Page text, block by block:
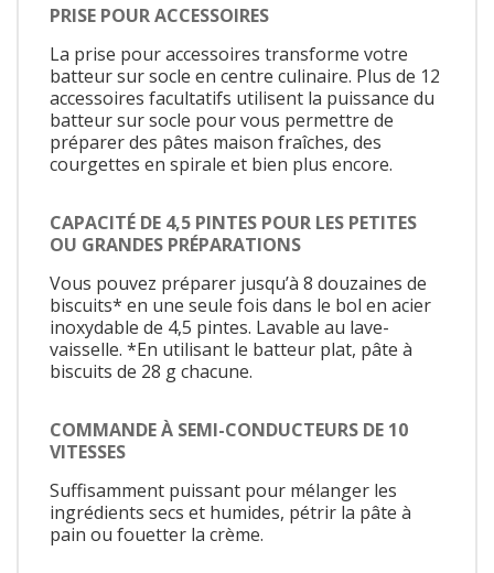
PRISE POUR ACCESSOIRES
La prise pour accessoires transforme votre
batteur sur socle en centre culinaire. Plus de 12
accessoires facultatifs utilisent la puissance du
batteur sur socle pour vous permettre de
préparer des pâtes maison fraîches, des
courgettes en spirale et bien plus encore.
CAPACITÉ DE 4,5 PINTES POUR LES PETITES
OU GRANDES PRÉPARATIONS
Vous pouvez préparer jusqu’à 8 douzaines de
biscuits* en une seule fois dans le bol en acier
inoxydable de 4,5 pintes. Lavable au lave-
vaisselle. *En utilisant le batteur plat, pâte à
biscuits de 28 g chacune.
COMMANDE À SEMI-CONDUCTEURS DE 10
VITESSES
Suffisamment puissant pour mélanger les
ingrédients secs et humides, pétrir la pâte à
pain ou fouetter la crème.